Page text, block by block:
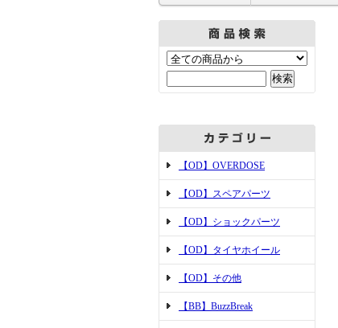
【OD】OVERDOSE
【OD】スペアパーツ
【OD】ショックパーツ
【OD】タイヤホイール
【OD】その他
【BB】BuzzBreak